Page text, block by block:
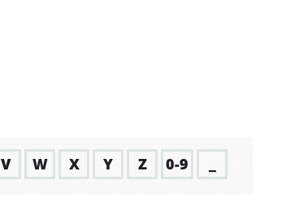
V W X Y Z 0-9